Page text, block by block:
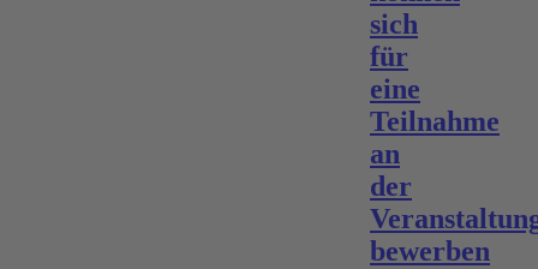
sich
für
eine
Teilnahme
an
der
bewerben